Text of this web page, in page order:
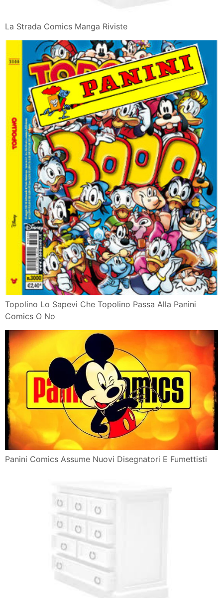
La Strada Comics Manga Riviste
Topolino Lo Sapevi Che Topolino Passa Alla Panini
Comics O No
Panini Comics Assume Nuovi Disegnatori E Fumettisti